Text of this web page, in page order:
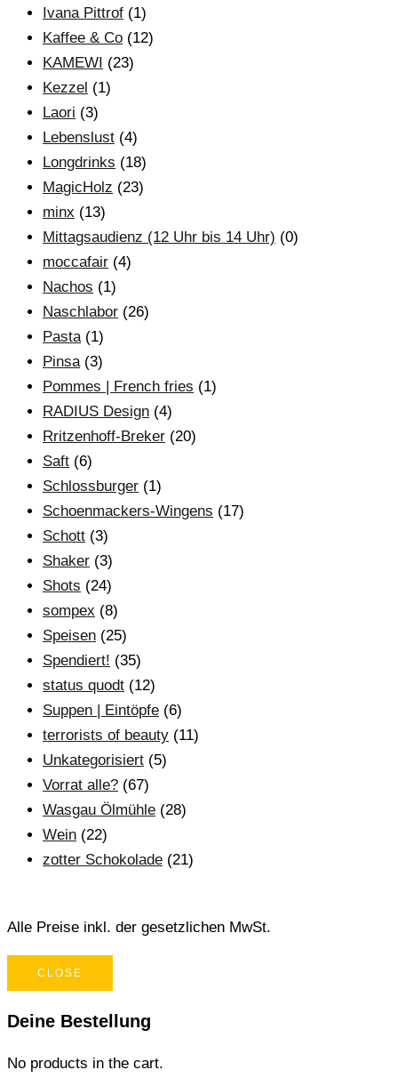
Ivana Pittrof (1)
Kaffee & Co (12)
KAMEWI (23)
Kezzel (1)
Laori (3)
Lebenslust (4)
Longdrinks (18)
MagicHolz (23)
minx (13)
Mittagsaudienz (12 Uhr bis 14 Uhr) (0)
moccafair (4)
Nachos (1)
Naschlabor (26)
Pasta (1)
Pinsa (3)
Pommes | French fries (1)
RADIUS Design (4)
Rritzenhoff-Breker (20)
Saft (6)
Schlossburger (1)
Schoenmackers-Wingens (17)
Schott (3)
Shaker (3)
Shots (24)
sompex (8)
Speisen (25)
Spendiert! (35)
status quodt (12)
Suppen | Eintöpfe (6)
terrorists of beauty (11)
Unkategorisiert (5)
Vorrat alle? (67)
Wasgau Ölmühle (28)
Wein (22)
zotter Schokolade (21)
Alle Preise inkl. der gesetzlichen MwSt.
CLOSE
Deine Bestellung
No products in the cart.